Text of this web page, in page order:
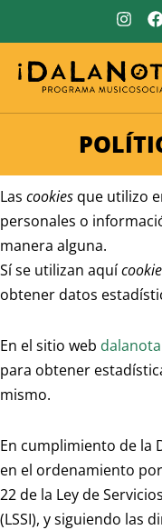
contenido
I
n
s
t
a
g
r
a
m
F
a
c
e
b
k
Las cookies que utilizo
personales o
manera alguna.
Sí se utilizan aquí
obtener datos
En el sitio web
para obtener
mismo.
En cumplimiento de la
en el ordenamiento
22 de la Ley de
(LSSI), y siguiendo las